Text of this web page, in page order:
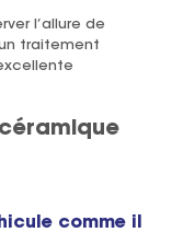
l’allure de
traitement
comme il